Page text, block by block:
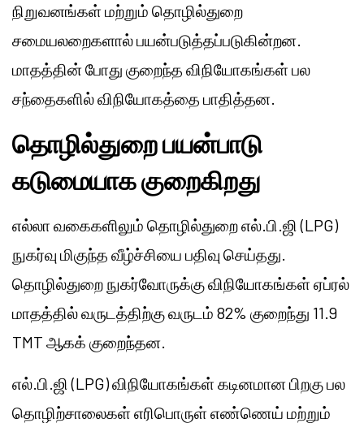
நிறுவனங்கள் மற்றும் தொழில்துறை
சமையலறைகளால் பயன்படுத்தப்படுகின்றன.
மாதத்தின் போது குறைந்த விநியோகங்கள் பல
சந்தைகளில் விநியோகத்தை பாதித்தன.
தொழில்துறை பயன்பாடு
கடுமையாக குறைகிறது
எல்லா வகைகளிலும் தொழில்துறை எல்.பி.ஜி (LPG)
நுகர்வு மிகுந்த வீழ்ச்சியை பதிவு செய்தது.
தொழில்துறை நுகர்வோருக்கு விநியோகங்கள் ஏப்ரல்
மாதத்தில் வருடத்திற்கு வருடம் 82% குறைந்து 11.9
TMT ஆகக் குறைந்தன.
எல்.பி.ஜி (LPG) விநியோகங்கள் கடினமான பிறகு பல
தொழிற்சாலைகள் எரிபொருள் எண்ணெய் மற்றும்